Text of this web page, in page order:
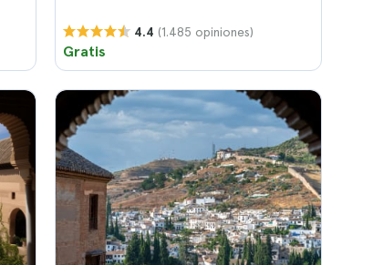
4.4 (1.485 opiniones)
Gratis